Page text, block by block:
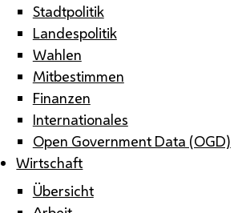
Stadtpolitik
Landespolitik
Wahlen
Mitbestimmen
Finanzen
Internationales
Open Government Data (OGD)
Wirtschaft
Übersicht